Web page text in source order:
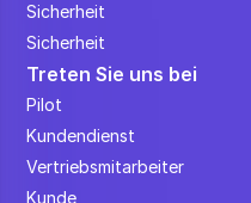
Sicherheit
Sicherheit
Treten Sie uns bei
Pilot
Kundendienst
Vertriebsmitarbeiter
Kunde